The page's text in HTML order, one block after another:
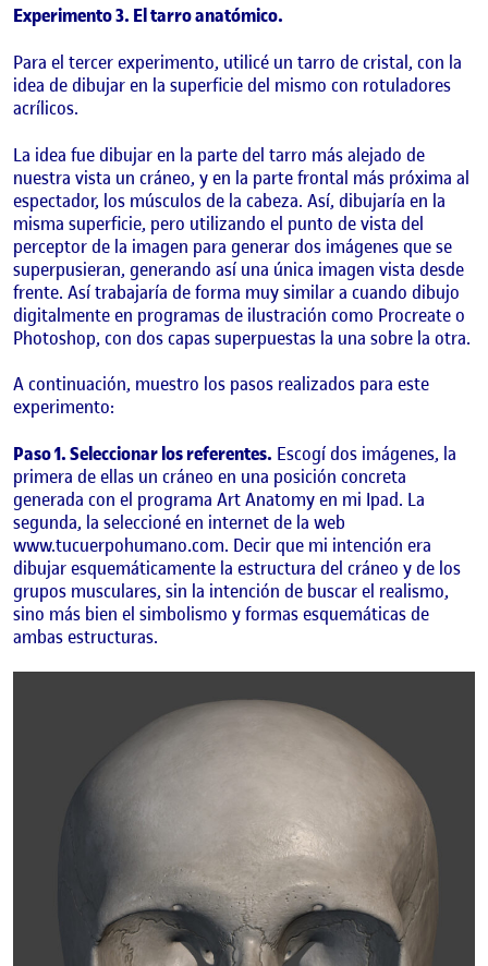
Experimento 3. El tarro anatómico.
Para el tercer experimento, utilicé un tarro de cristal, con la
idea de dibujar en la superficie del mismo con rotuladores
acrílicos.
La idea fue dibujar en la parte del tarro más alejado de
nuestra vista un cráneo, y en la parte frontal más próxima al
espectador, los músculos de la cabeza. Así, dibujaría en la
misma superficie, pero utilizando el punto de vista del
perceptor de la imagen para generar dos imágenes que se
superpusieran, generando así una única imagen vista desde
frente. Así trabajaría de forma muy similar a cuando dibujo
digitalmente en programas de ilustración como Procreate o
Photoshop, con dos capas superpuestas la una sobre la otra.
A continuación, muestro los pasos realizados para este
experimento:
Paso 1. Seleccionar los referentes. Escogí dos imágenes, la
primera de ellas un cráneo en una posición concreta
generada con el programa Art Anatomy en mi Ipad. La
segunda, la seleccioné en internet de la web
www.tucuerpohumano.com. Decir que mi intención era
dibujar esquemáticamente la estructura del cráneo y de los
grupos musculares, sin la intención de buscar el realismo,
sino más bien el simbolismo y formas esquemáticas de
ambas estructuras.